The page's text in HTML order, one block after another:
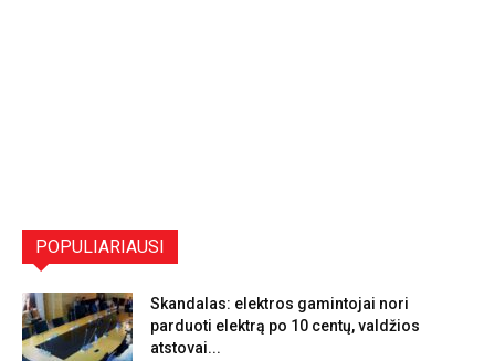
POPULIARIAUSI
Skandalas: elektros gamintojai nori
parduoti elektrą po 10 centų, valdžios
atstovai...